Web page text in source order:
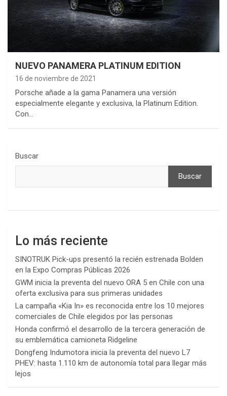
NUEVO PANAMERA PLATINUM EDITION
16 de noviembre de 2021
Porsche añade a la gama Panamera una versión
especialmente elegante y exclusiva, la Platinum Edition.
Con…
Buscar
Buscar
Lo más reciente
SINOTRUK Pick-ups presentó la recién estrenada Bolden
en la Expo Compras Públicas 2026
GWM inicia la preventa del nuevo ORA 5 en Chile con una
oferta exclusiva para sus primeras unidades
La campaña «Kia In» es reconocida entre los 10 mejores
comerciales de Chile elegidos por las personas
Honda confirmó el desarrollo de la tercera generación de
su emblemática camioneta Ridgeline
Dongfeng Indumotora inicia la preventa del nuevo L7
PHEV: hasta 1.110 km de autonomía total para llegar más
lejos